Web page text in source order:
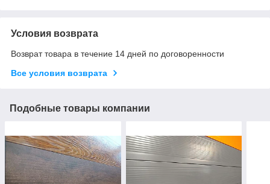
Условия возврата
Возврат товара в течение 14 дней по договоренности
Все условия возврата
Подобные товары компании